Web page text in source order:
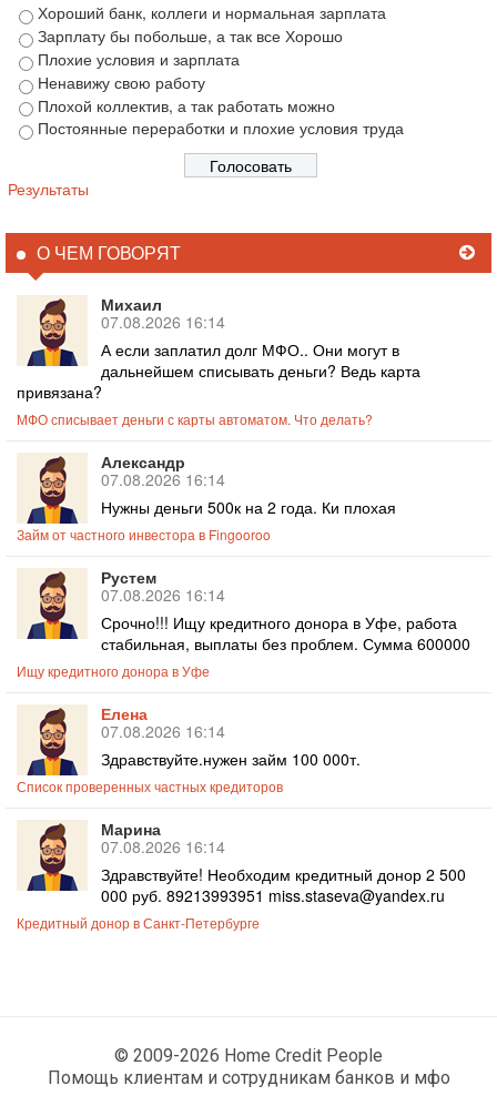
Хороший банк, коллеги и нормальная зарплата
Зарплату бы побольше, а так все Хорошо
Плохие условия и зарплата
Ненавижу свою работу
Плохой коллектив, а так работать можно
Постоянные переработки и плохие условия труда
Результаты
О ЧЕМ ГОВОРЯТ
Михаил
07.08.2026 16:14
А если заплатил долг МФО.. Они могут в
дальнейшем списывать деньги? Ведь карта
привязана?
МФО списывает деньги с карты автоматом. Что делать?
Александр
07.08.2026 16:14
Нужны деньги 500к на 2 года. Ки плохая
Займ от частного инвестора в Fingooroo
Рустем
07.08.2026 16:14
Срочно!!! Ищу кредитного донора в Уфе, работа
стабильная, выплаты без проблем. Сумма 600000
Ищу кредитного донора в Уфе
Елена
07.08.2026 16:14
Здравствуйте.нужен займ 100 000т.
Список проверенных частных кредиторов
Марина
07.08.2026 16:14
Здравствуйте! Необходим кредитный донор 2 500
000 руб. 89213993951 miss.staseva@yandex.ru
Кредитный донор в Санкт-Петербурге
© 2009-2026 Home Credit People
Помощь клиентам и сотрудникам банков и мфо